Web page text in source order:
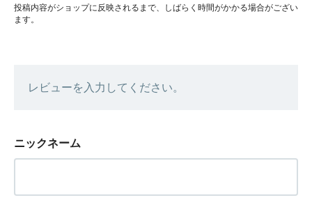
投稿内容がショップに反映されるまで、しばらく時間がかかる場合がござい
ます。
レビューを入力してください。
ニックネーム